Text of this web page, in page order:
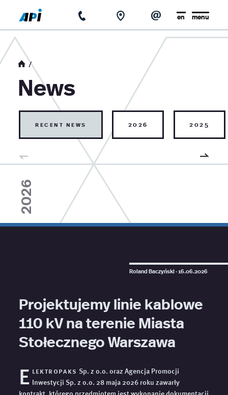
menu
en
home
base of knowledge
contact
News
recent news 2026 2025
2026
Roland Baczyński ·16.06.2026
Projektujemy linie kablowe
110 kV na terenie Miasta
Stołecznego Warszawa
E lektropaks Sp. z o.o. oraz Agencja Promocji
Inwestycji Sp. z o.o. 28 maja 2026 roku zawarły